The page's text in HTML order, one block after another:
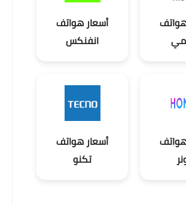
أسعار هواتف
انفنكس
أسعار هواتف
تكنو